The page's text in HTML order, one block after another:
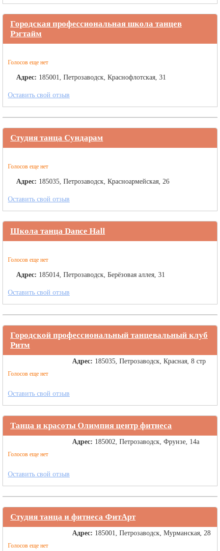
Городская профессиональная школа танцев
Рэгтайм
Голосов еще нет
Адрес: 185001, Петрозаводск, Краснофлотская, 31
Оставить свой отзыв
Студия танца Сундарам
Голосов еще нет
Адрес: 185035, Петрозаводск, Красноармейская, 26
Оставить свой отзыв
Школа танца Dance Hall
Голосов еще нет
Адрес: 185014, Петрозаводск, Берёзовая аллея, 31
Оставить свой отзыв
Городской профессиональный танцевальный клуб
Ритм
Голосов еще нет
Адрес: 185035, Петрозаводск, Красная, 8 стр
Оставить свой отзыв
Танца и красоты Олимпия центр фитнеса
Голосов еще нет
Адрес: 185002, Петрозаводск, Фрунзе, 14а
Оставить свой отзыв
Студия танца и фитнеса ФитАрт
Голосов еще нет
Адрес: 185001, Петрозаводск, Мурманская, 28